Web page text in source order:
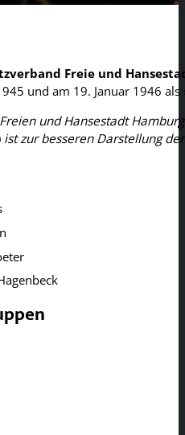
Freie und
und am 19. Januar 1946
und Hansestadt
ist zur besseren Darstellung